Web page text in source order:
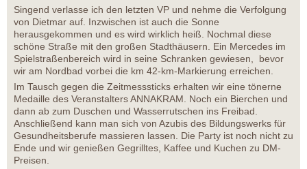
Singend verlasse ich den letzten VP und nehme die Verfolgung
von Dietmar auf. Inzwischen ist auch die Sonne
herausgekommen und es wird wirklich heiß. Nochmal diese
schöne Straße mit den großen Stadthäusern. Ein Mercedes im
Spielstraßenbereich wird in seine Schranken gewiesen, bevor
wir am Nordbad vorbei die km 42-km-Markierung erreichen.
Im Tausch gegen die Zeitmesssticks erhalten wir eine tönerne
Medaille des Veranstalters ANNAKRAM. Noch ein Bierchen und
dann ab zum Duschen und Wasserrutschen ins Freibad.
Anschließend kann man sich von Azubis des Bildungswerks für
Gesundheitsberufe massieren lassen. Die Party ist noch nicht zu
Ende und wir genießen Gegrilltes, Kaffee und Kuchen zu DM-
Preisen.